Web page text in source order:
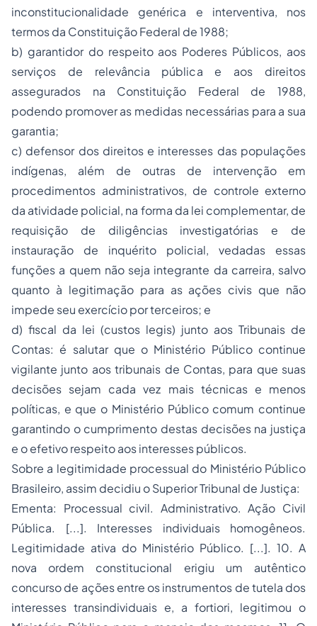
inconstitucionalidade genérica e interventiva, nos
termos da Constituição Federal de 1988;
b) garantidor do respeito aos Poderes Públicos, aos
serviços de relevância pública e aos direitos
assegurados na Constituição Federal de 1988,
podendo promover as medidas necessárias para a sua
garantia;
c) defensor dos direitos e interesses das populações
indígenas, além de outras de intervenção em
procedimentos administrativos, de controle externo
da atividade policial, na forma da lei complementar, de
requisição de diligências investigatórias e de
instauração de inquérito policial, vedadas essas
funções a quem não seja integrante da carreira, salvo
quanto à legitimação para as ações civis que não
impede seu exercício por terceiros; e
d) fiscal da lei (custos legis) junto aos Tribunais de
Contas: é salutar que o Ministério Público continue
vigilante junto aos tribunais de Contas, para que suas
decisões sejam cada vez mais técnicas e menos
políticas, e que o Ministério Público comum continue
garantindo o cumprimento destas decisões na justiça
e o efetivo respeito aos interesses públicos.
Sobre a legitimidade processual do Ministério Público
Brasileiro, assim decidiu o Superior Tribunal de Justiça:
Ementa: Processual civil. Administrativo. Ação Civil
Pública. [...]. Interesses individuais homogêneos.
Legitimidade ativa do Ministério Público. [...]. 10. A
nova ordem constitucional erigiu um autêntico
concurso de ações entre os instrumentos de tutela dos
interesses transindividuais e, a fortiori, legitimou o